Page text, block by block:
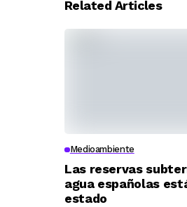
Related Articles
Medioambiente
Las reservas
agua españolas
estado